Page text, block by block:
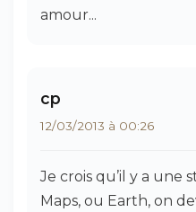
amour...
cp
12/03/2013 à 00:26
Je crois qu’il y a une
Maps, ou Earth, on